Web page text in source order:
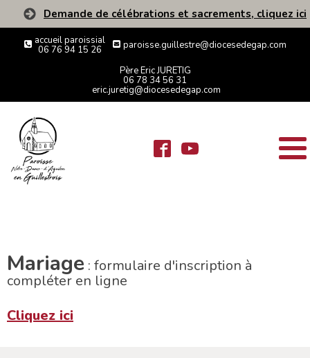
Demande de célébrations et sacrements, cliquez ici
accueil paroissial
06 76 94 15 26 paroisse.guillestre@diocesedegap.com
Père Eric JURETIG
06 78 34 56 31
eric.juretig@diocesedegap.com
Mariage : formulaire d'inscription à
compléter en ligne
Cliquez ici